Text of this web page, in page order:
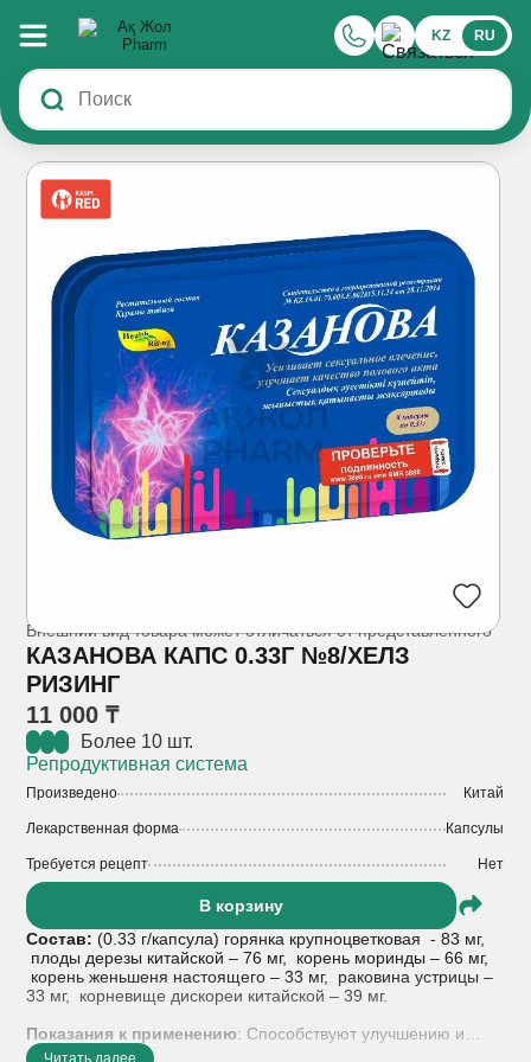
KZ RU
Внешний вид товара может отличаться от представленного
КАЗАНОВА КАПС 0.33Г №8/ХЕЛЗ
РИЗИНГ
11 000 ₸
Более 10 шт.
Репродуктивная система
Произведено Китай
Лекарственная форма Капсулы
Требуется рецепт Нет
В корзину
Состав: (0.33 г/капсула) горянка крупноцветковая - 83 мг,
плоды дерезы китайской – 76 мг, корень моринды – 66 мг,
корень женьшеня настоящего – 33 мг, раковина устрицы –
33 мг, корневище дискореи китайской – 39 мг.
Показания к применению: Способствуют улучшению и
восстановлению половой функции мужчин. Капсулы
Читать далее